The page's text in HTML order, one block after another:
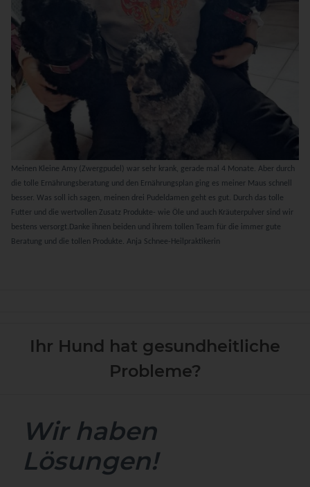
Meinen Kleine Amy (Zwergpudel) war sehr krank, gerade mal 4 Monate. Aber durch
die tolle Ernährungsberatung und den Ernährungsplan ging es meiner Maus schnell
besser. Was soll ich sagen, meinen drei Pudeldamen geht es gut. Durch das tolle
Futter und die wertvollen Zusatz Produkte- wie Öle und auch Kräuterpulver sind wir
bestens versorgt.Danke ihnen beiden und ihrem tollen Team für die immer gute
Beratung und die tollen Produkte. Anja Schnee-Heilpraktikerin
Ihr Hund hat gesundheitliche
Probleme?
Wir haben
Lösungen!